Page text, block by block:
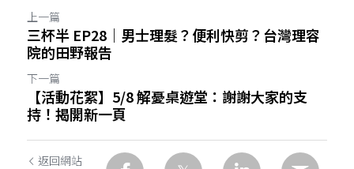
上一篇
三杯半 EP28｜男士理髮？便利快剪？台灣理容
院的田野報告
下一篇
【活動花絮】5/8 解憂桌遊堂：謝謝大家的支
持！揭開新一頁
返回網站